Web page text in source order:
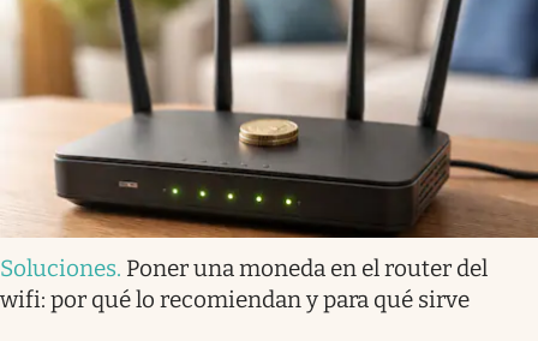
Soluciones. Poner una moneda en el router del
wifi: por qué lo recomiendan y para qué sirve